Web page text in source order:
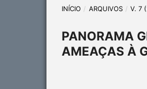
INÍCIO / ARQUIVOS / V. 7
PANORAMA
AMEAÇAS À